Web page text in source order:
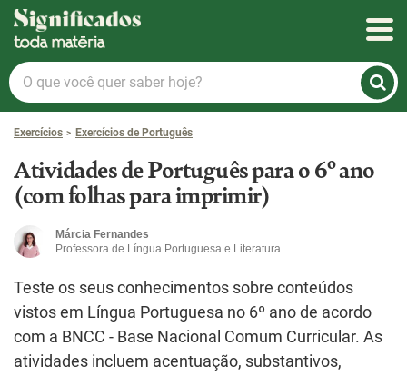
Significados
O
que
você
quer
saber
hoje?
Exercícios Exercícios de Português
Atividades de Português para o 6º ano
(com folhas para imprimir)
Márcia Fernandes
Professora de Língua Portuguesa e Literatura
Teste os seus conhecimentos sobre conteúdos
vistos em Língua Portuguesa no 6º ano de acordo
com a BNCC - Base Nacional Comum Curricular. As
atividades incluem acentuação, substantivos,